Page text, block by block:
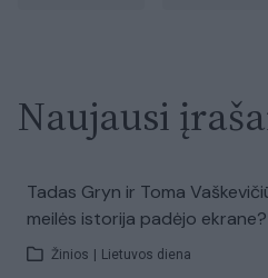
Naujausi
Tadas Gryn ir Toma
meilės istorija padėjo ekrane?
Žinios Lietuvos diena